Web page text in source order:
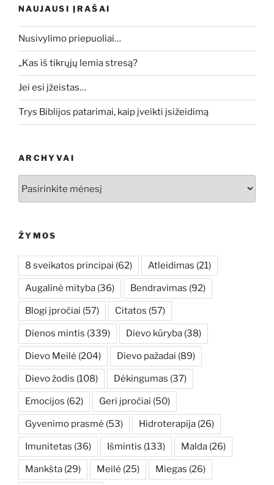
NAUJAUSI ĮRAŠAI
Nusivylimo priepuoliai…
„Kas iš tikrųjų lemia stresą?
Jei esi įžeistas…
Trys Biblijos patarimai, kaip įveikti įsižeidimą
ARCHYVAI
ŽYMOS
8 sveikatos principai (62) Atleidimas (21)
Augalinė mityba (36) Bendravimas (92)
Blogi įpročiai (57) Citatos (57)
Dienos mintis (339) Dievo kūryba (38)
Dievo Meilė (204) Dievo pažadai (89)
Dievo žodis (108) Dėkingumas (37)
Emocijos (62) Geri įpročiai (50)
Gyvenimo prasmė (53) Hidroterapija (26)
Imunitetas (36) Išmintis (133) Malda (26)
Mankšta (29) Meilė (25) Miegas (26)